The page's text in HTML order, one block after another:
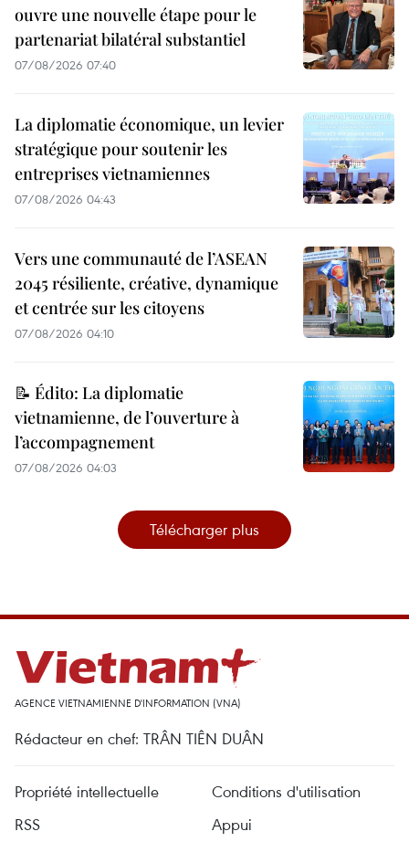
ouvre une nouvelle étape pour le
partenariat bilatéral substantiel
07/08/2026 07:40
La diplomatie économique, un levier
stratégique pour soutenir les
entreprises vietnamiennes
07/08/2026 04:43
Vers une communauté de l’ASEAN
2045 résiliente, créative, dynamique
et centrée sur les citoyens
07/08/2026 04:10
📝 Édito: La diplomatie
vietnamienne, de l’ouverture à
l’accompagnement
07/08/2026 04:03
Télécharger plus
AGENCE VIETNAMIENNE D'INFORMATION (VNA)
Rédacteur en chef: TRÂN TIÊN DUÂN
Propriété intellectuelle
Conditions d'utilisation
RSS
Appui